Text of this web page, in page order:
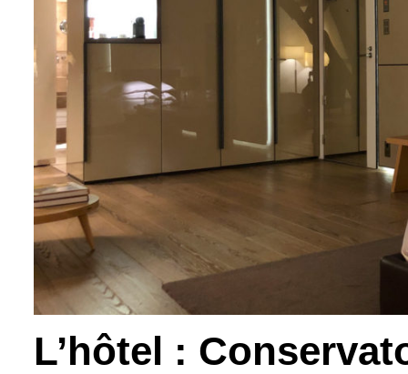
L’hôtel :